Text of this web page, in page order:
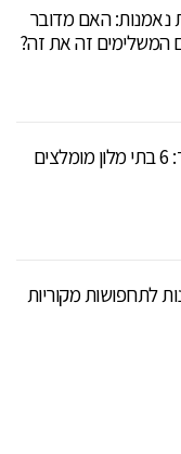
נאמנות: האם מדובר
המשלימים זה את זה?
מלונות הקרח של פינלנד: 6 בתי מלון מומלצים
לנשים: 7 רעיונות לתחפושות מקוריות